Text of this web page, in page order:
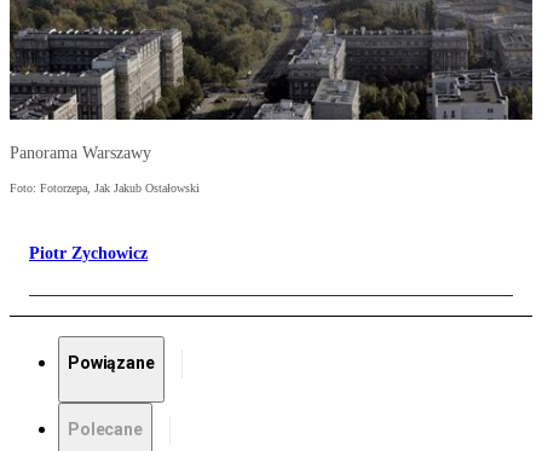
Panorama Warszawy
Foto: Fotorzepa, Jak Jakub Ostałowski
Piotr Zychowicz
Powiązane
Polecane